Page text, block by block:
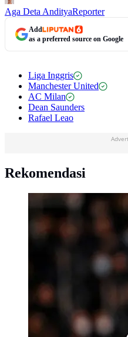
Aga Deta AndityaReporter
Add
as a preferred source on Google
Liga Inggris
Manchester United
AC Milan
Dean Saunders
Rafael Leao
Rekomendasi